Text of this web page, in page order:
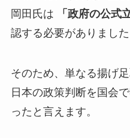
岡田氏は
「政府の公式
認する必要がありました
そのため、単なる揚げ足
日本の政策判断を国会
ったと言えます。